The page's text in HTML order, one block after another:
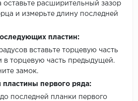
оставьте расширительный зазор
и измерьте длину последней
пластин:
вставьте торцевую часть
в торцевую часть предыдущей.
замок.
первого ряда:
последней планки первого